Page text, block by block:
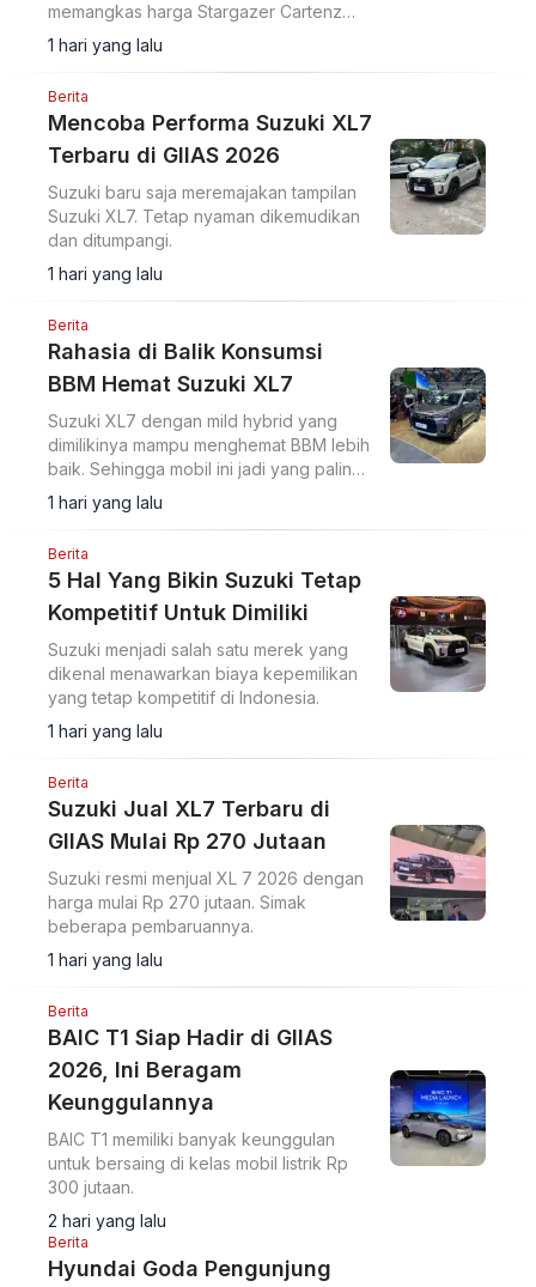
memangkas harga Stargazer Cartenz
dan Stargazer Cartenz X tanpa
menyunat fitur apapun.
1 hari yang lalu
Berita
Mencoba Performa Suzuki XL7
Terbaru di GIIAS 2026
Suzuki baru saja meremajakan tampilan
Suzuki XL7. Tetap nyaman dikemudikan
dan ditumpangi.
1 hari yang lalu
Berita
Rahasia di Balik Konsumsi
BBM Hemat Suzuki XL7
Suzuki XL7 dengan mild hybrid yang
dimilikinya mampu menghemat BBM lebih
baik. Sehingga mobil ini jadi yang paling
hemat di kelasnya.
1 hari yang lalu
Berita
5 Hal Yang Bikin Suzuki Tetap
Kompetitif Untuk Dimiliki
Suzuki menjadi salah satu merek yang
dikenal menawarkan biaya kepemilikan
yang tetap kompetitif di Indonesia.
1 hari yang lalu
Berita
Suzuki Jual XL7 Terbaru di
GIIAS Mulai Rp 270 Jutaan
Suzuki resmi menjual XL 7 2026 dengan
harga mulai Rp 270 jutaan. Simak
beberapa pembaruannya.
1 hari yang lalu
Berita
BAIC T1 Siap Hadir di GIIAS
2026, Ini Beragam
Keunggulannya
BAIC T1 memiliki banyak keunggulan
untuk bersaing di kelas mobil listrik Rp
300 jutaan.
2 hari yang lalu
Berita
Hyundai Goda Pengunjung